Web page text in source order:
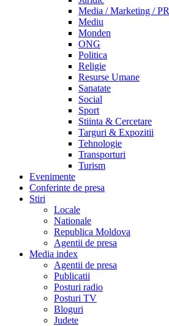
Media / Marketing / PR
Mediu
Monden
ONG
Politica
Religie
Resurse Umane
Sanatate
Social
Sport
Stiinta & Cercetare
Targuri & Expozitii
Tehnologie
Transporturi
Turism
Evenimente
Conferinte de presa
Stiri
Locale
Nationale
Republica Moldova
Agentii de presa
Media index
Agentii de presa
Publicatii
Posturi radio
Posturi TV
Bloguri
Judete